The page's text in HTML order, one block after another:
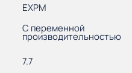
EXPM
С переменной
производительностью
7.7